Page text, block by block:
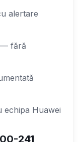
alertare
— fără
echipa Huawei
241